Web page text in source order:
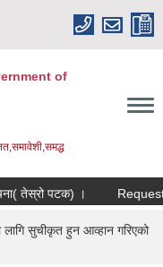
of
तेस्रो पटक) । Request
सुचीकृत हुन आव्हान गरिएको